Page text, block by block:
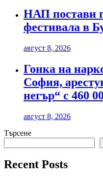
НАП постави
фестивала в
август 8, 2026
Гонка на
София,
негър“ с 460
август 8, 2026
Търсене
Recent Posts